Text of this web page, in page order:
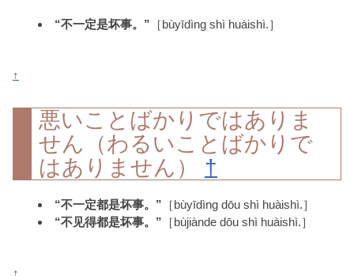
“不一定是坏事。” ［bùyīdìng shì huàishì.］
↑
悪いことばかりではありま
せん（わるいことばかりで
はありません） †
“不一定都是坏事。” ［bùyīdìng dōu shì huàishì.］
“不见得都是坏事。” ［bùjiànde dōu shì huàishì.］
↑